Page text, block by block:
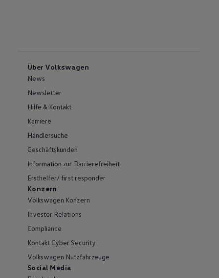
Über Volkswagen
News
Newsletter
Hilfe & Kontakt
Karriere
Händlersuche
Geschäftskunden
Information zur Barrierefreiheit
Ersthelfer/ first responder
Konzern
Volkswagen Konzern
Investor Relations
Compliance
Kontakt Cyber Security
Volkswagen Nutzfahrzeuge
Social Media